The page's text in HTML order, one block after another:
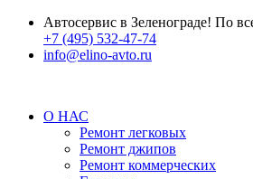
Автосервис в Зеленограде! По
+7 (495) 532-47-74
info@elino-avto.ru
О НАС
Ремонт легковых
Ремонт джипов
Ремонт коммерческих